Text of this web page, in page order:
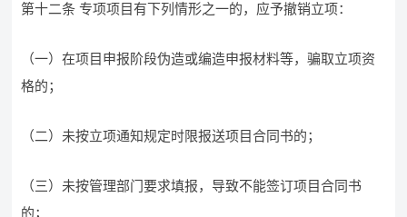
第十二条 专项项目有下列情形之一的，应予撤销立项：
（一）在项目申报阶段伪造或编造申报材料等，骗取立项资
格的；
（二）未按立项通知规定时限报送项目合同书的；
（三）未按管理部门要求填报，导致不能签订项目合同书
的；